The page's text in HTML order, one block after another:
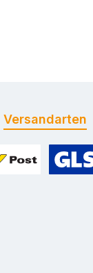
Versandarten